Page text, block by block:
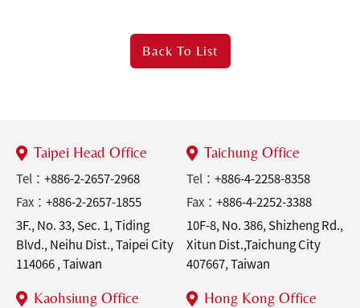
Back To List
Taipei Head Office
Tel： +886-2-2657-2968
Fax： +886-2-2657-1855
3F., No. 33, Sec. 1, Tiding
Blvd., Neihu Dist., Taipei City
114066 , Taiwan
Taichung Office
Tel： +886-4-2258-8358
Fax： +886-4-2252-3388
10F-8, No. 386, Shizheng Rd.,
Xitun Dist.,Taichung City
407667, Taiwan
Kaohsiung Office
Hong Kong Office